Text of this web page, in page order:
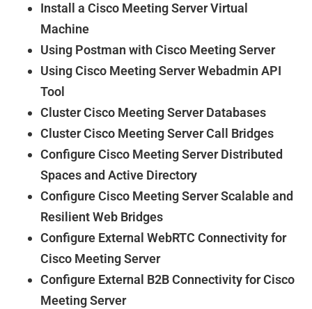
Install a Cisco Meeting Server Virtual
Machine
Using Postman with Cisco Meeting Server
Using Cisco Meeting Server Webadmin API
Tool
Cluster Cisco Meeting Server Databases
Cluster Cisco Meeting Server Call Bridges
Configure Cisco Meeting Server Distributed
Spaces and Active Directory
Configure Cisco Meeting Server Scalable and
Resilient Web Bridges
Configure External WebRTC Connectivity for
Cisco Meeting Server
Configure External B2B Connectivity for Cisco
Meeting Server